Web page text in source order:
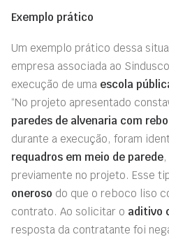
Exemplo prático
Um exemplo prático dessa
empresa associada ao
execução de uma escola
“No projeto apresentado
paredes de alvenaria com
durante a execução, foram
requadros em meio de parede
previamente no projeto. Esse
oneroso do que o reboco liso
contrato. Ao solicitar o aditivo
resposta da contratante foi